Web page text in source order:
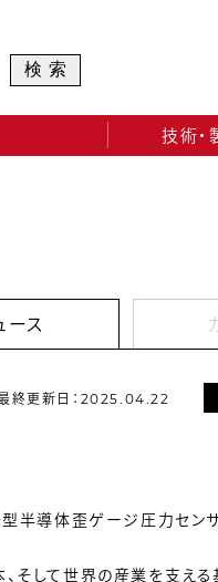
検索
技術・
ース
終更新日：2025.04.22
半導体歪ゲージ圧力セン
そして世界の産業を支え